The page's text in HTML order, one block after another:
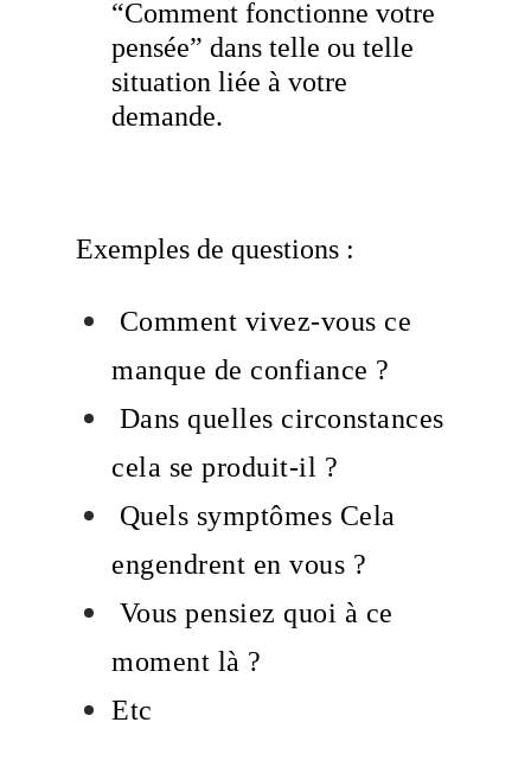
“Comment fonctionne votre
pensée” dans telle ou telle
situation liée à votre
demande.
Exemples de questions :
Comment vivez-vous ce
manque de confiance ?
Dans quelles circonstances
cela se produit-il ?
Quels symptômes Cela
engendrent en vous ?
Vous pensiez quoi à ce
moment là ?
Etc